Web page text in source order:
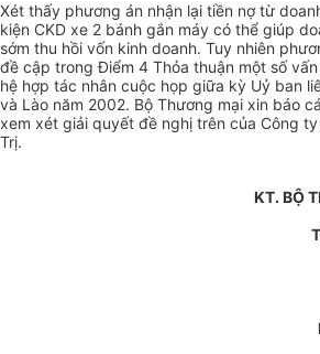
Xét thấy phương án nhận lại tiền nợ từ
kiện CKD xe 2 bánh gắn máy có thể giúp
sớm thu hồi vốn kinh doanh. Tuy nhiên
đề cập trong Điểm 4 Thỏa thuận một số
hệ hợp tác nhân cuộc họp giữa kỳ Uỷ ban
và Lào năm 2002. Bộ Thương mại xin báo
xem xét giải quyết đề nghị trên của Công
Trị.
KT. BỘ